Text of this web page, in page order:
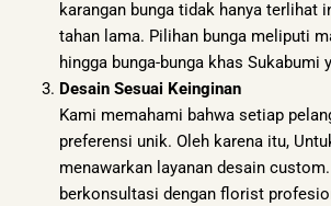
karangan bunga tidak hanya terlihat
tahan lama. Pilihan bunga meliputi
hingga bunga-bunga khas Sukabumi
Desain Sesuai Keinginan
Kami memahami bahwa setiap
preferensi unik. Oleh karena itu,
menawarkan layanan desain
berkonsultasi dengan florist